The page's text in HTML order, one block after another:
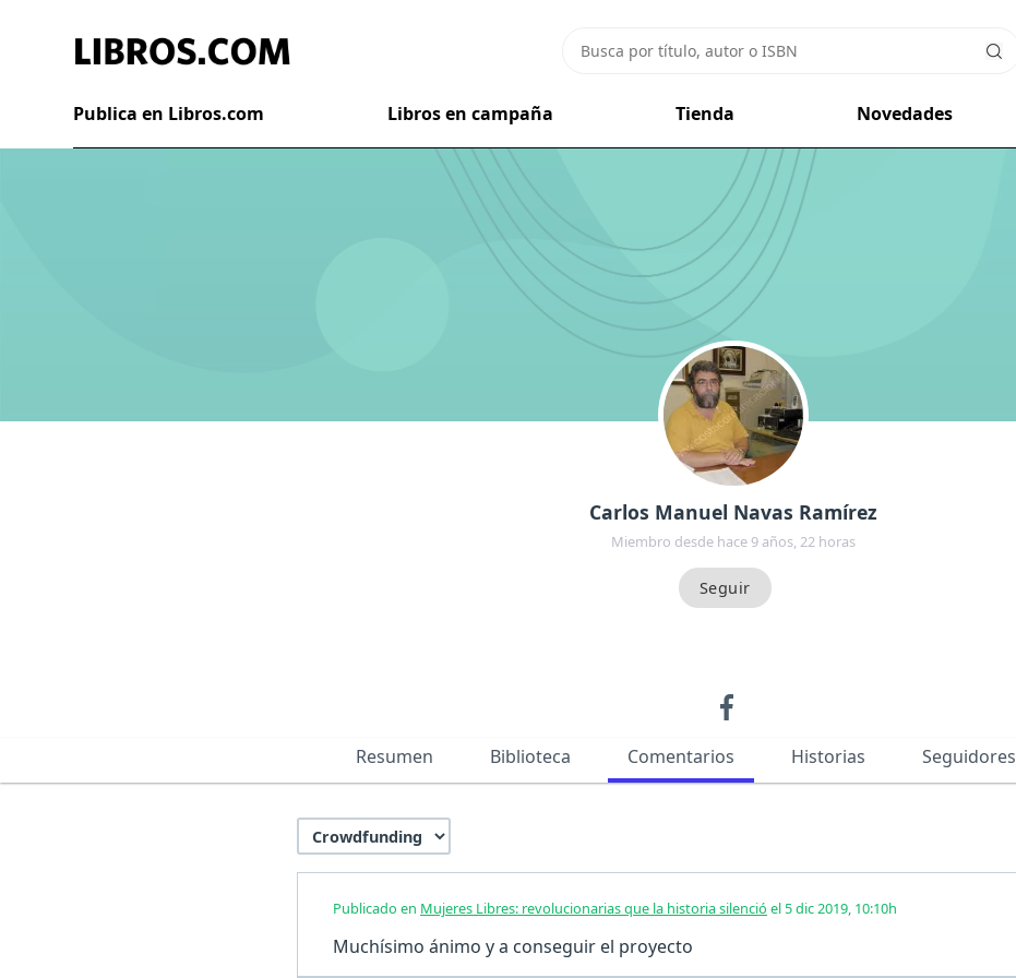
Publica en Libros.com Libros en campaña Tienda Novedades
Carlos Manuel Navas Ramírez
Miembro desde hace 9 años, 22 horas
Resumen Biblioteca Comentarios Historias Seguidores
Publicado en Mujeres Libres: revolucionarias que la historia silenció el 5 dic 2019, 10:10h
Muchísimo ánimo y a conseguir el proyecto